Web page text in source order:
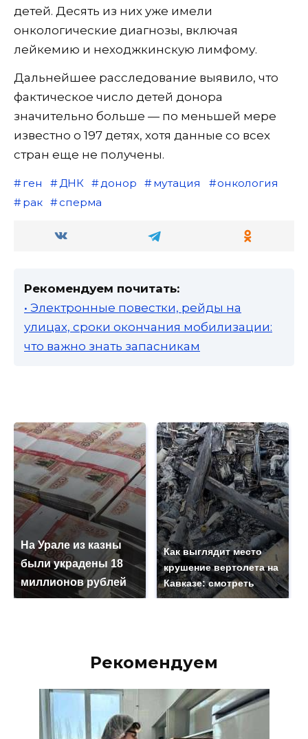
детей. Десять из них уже имели
онкологические диагнозы, включая
лейкемию и неходжкинскую лимфому.
Дальнейшее расследование выявило, что
фактическое число детей донора
значительно больше — по меньшей мере
известно о 197 детях, хотя данные со всех
стран еще не получены.
ген ДНК донор мутация
онкология
рак
сперма
Рекомендуем почитать:
• Электронные повестки, рейды на
улицах, сроки окончания мобилизации:
что важно знать запасникам
На Урале из казны
были украдены 18
миллионов рублей
Как выглядит место
крушение вертолета на
Кавказе: смотреть
Рекомендуем